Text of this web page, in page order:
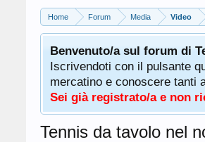
Home Forum Media Video
Benvenuto/a sul forum di
Iscrivendoti con il pulsante
mercatino e conoscere tanti
Sei già registrato/a e non
Tennis da tavolo nel